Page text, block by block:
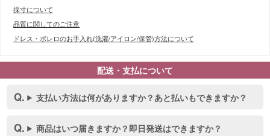
採寸について
品質に関してのご注意
ドレス・ボレロのお手入れ(洗濯/アイロン/保管)方法について
配送・支払について
支払い方法は何がありますか？あと払いもできますか？
商品はいつ届きますか？即日発送はできますか？